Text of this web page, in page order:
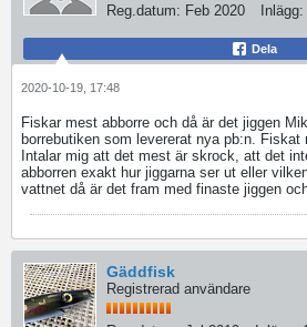
Reg.datum: Feb 2020 Inlägg:
Dela
2020-10-19, 17:48
Fiskar mest abborre och då är det jiggen
borrebutiken som levererat nya pb:n. Fiskat
Intalar mig att det mest är skrock, att det
abborren exakt hur jiggarna ser ut eller
vattnet då är det fram med finaste jiggen
Gäddfisk
Registrerad användare